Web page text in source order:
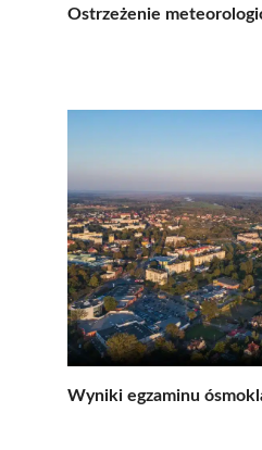
Ostrzeżenie
Wyniki egzaminu